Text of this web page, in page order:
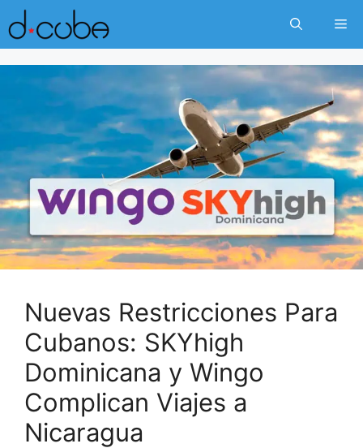
Skip
to
content
Nuevas Restricciones Para
Cubanos: SKYhigh
Dominicana y Wingo
Complican Viajes a
Nicaragua